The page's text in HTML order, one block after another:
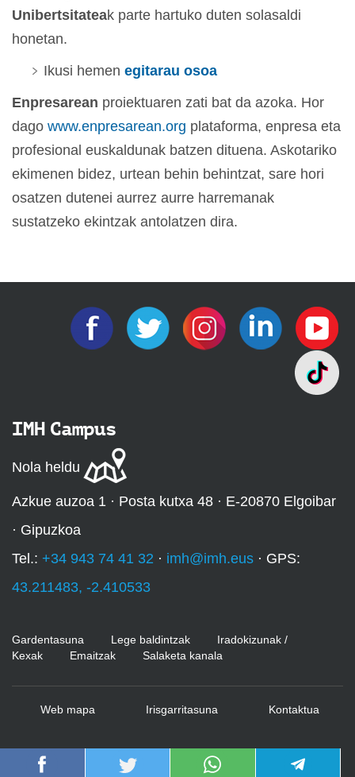
Unibertsitateak parte hartuko duten solasaldi
honetan.
Ikusi hemen egitarau osoa
Enpresarean proiektuaren zati bat da azoka. Hor
dago www.enpresarean.org plataforma, enpresa eta
profesional euskaldunak batzen dituena. Askotariko
ekimenen bidez, urtean behin behintzat, sare hori
osatzen dutenei aurrez aurre harremanak
sustatzeko ekintzak antolatzen dira.
IMH Campus
Nola heldu
Azkue auzoa 1 · Posta kutxa 48 · E-20870 Elgoibar
· Gipuzkoa
Tel.: +34 943 74 41 32 · imh@imh.eus · GPS:
43.211483, -2.410533
Gardentasuna Lege baldintzak
Iradokizunak /
Kexak
Emaitzak Salaketa kanala
Web mapa Irisgarritasuna Kontaktua